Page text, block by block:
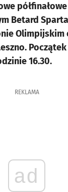
Betard
Olimpijskim
16.30.
REKLAMA
ad